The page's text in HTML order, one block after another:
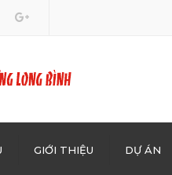
GIỚI THIỆU DỰ ÁN